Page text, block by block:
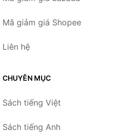
Mã giảm giá Shopee
Liên hệ
CHUYÊN MỤC
Sách tiếng Việt
Sách tiếng Anh